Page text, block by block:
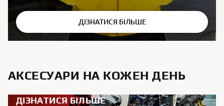
ДІЗНАТИСЯ БІЛЬШЕ
АКСЕСУАРИ НА КОЖЕН ДЕНЬ
ДІЗНАТИСЯ БІЛЬШЕ